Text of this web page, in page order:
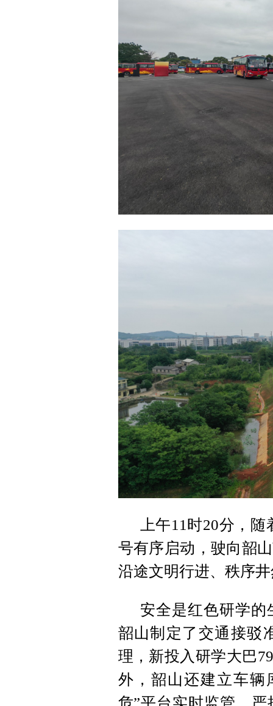
上午11时20分，随
号有序启动，驶向韶
沿途文明行进、秩序
安全是红色研学
韶山制定了交通接驳
理，新投入研学大巴
外，韶山还建立车辆